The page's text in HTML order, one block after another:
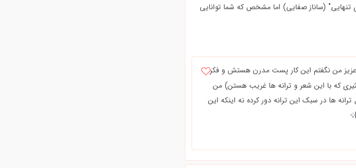
(ساناز صفایی) اما مشخص که شما توانایی
عزیز من نگفتم این کار پست مدرن هستش و فکر
که با این شعر و ترانه ها غریب هستن) من
ها در سبک این ترانه دور کرده نه اینکه این